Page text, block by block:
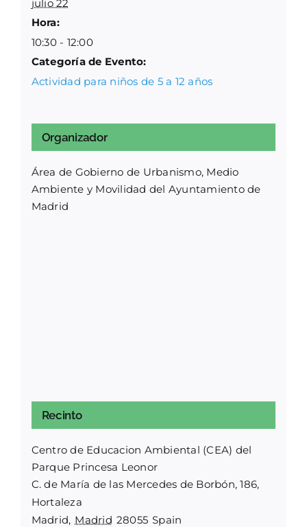
julio 22
Hora:
10:30 - 12:00
Categoría de Evento:
Actividad para niños de 5 a 12 años
Organizador
Área de Gobierno de Urbanismo, Medio
Ambiente y Movilidad del Ayuntamiento de
Madrid
Recinto
Centro de Educacion Ambiental (CEA) del
Parque Princesa Leonor
C. de María de las Mercedes de Borbón, 186,
Hortaleza
Madrid, Madrid 28055 Spain